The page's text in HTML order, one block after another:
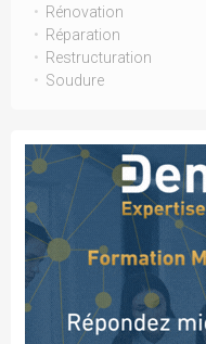
Rénovation
Réparation
Restructuration
Soudure